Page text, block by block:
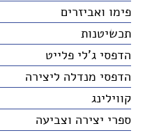
פימו ואביזרים
תכשיטנות
הדפסי ג'לי פלייט
הדפסי מנדלה ליצירה
קווילינג
ספרי יצירה וצביעה